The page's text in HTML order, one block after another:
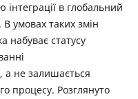
інтеграції в глобальний
В умовах таких змін
набуває статусу
а не залишається
процесу. Розглянуто